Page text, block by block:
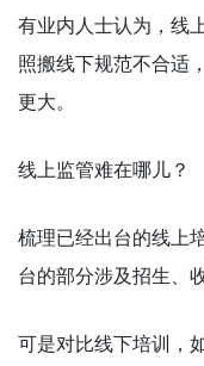
有业内人士认为，线
照搬线下规范不合适
更大。
线上监管难在哪儿？
梳理已经出台的线上
台的部分涉及招生、
可是对比线下培训，